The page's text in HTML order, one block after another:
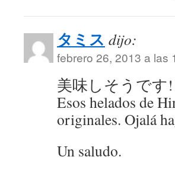
タミス dijo:
febrero 26, 2013 a las
美味しそうです!
Esos helados de
originales. Ojalá
Un saludo.